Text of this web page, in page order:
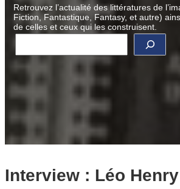
Retrouvez l’actualité des littératures de
Fiction, Fantastique, Fantasy, et autre)
de celles et ceux qui les construisent.
R
c
r
c
r
Interview : Léo Henry